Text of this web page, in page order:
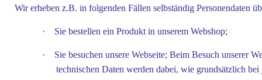
Wir erheben z.B. in folgenden Fällen selbständig Personendaten
· Sie bestellen ein Produkt in unserem Webshop;
·
Sie besuchen unsere Webseite; Beim Besuch unserer
technischen Daten werden dabei, wie grundsätzlich